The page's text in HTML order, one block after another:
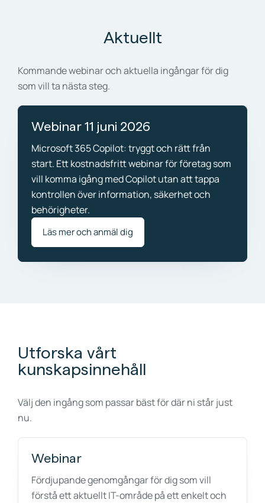
Aktuellt
Kommande webinar och aktuella ingångar för dig
som vill ta nästa steg.
Webinar 11 juni 2026
Microsoft 365 Copilot: tryggt och rätt från
start. Ett kostnadsfritt webinar för företag som
vill komma igång med Copilot utan att tappa
kontrollen över information, säkerhet och
behörigheter.
Läs mer och anmäl dig
Utforska vårt
kunskapsinnehåll
Välj den ingång som passar bäst för där ni står just
nu.
Webinar
Fördjupande genomgångar för dig som vill
förstå ett aktuellt IT-område på ett enkelt och